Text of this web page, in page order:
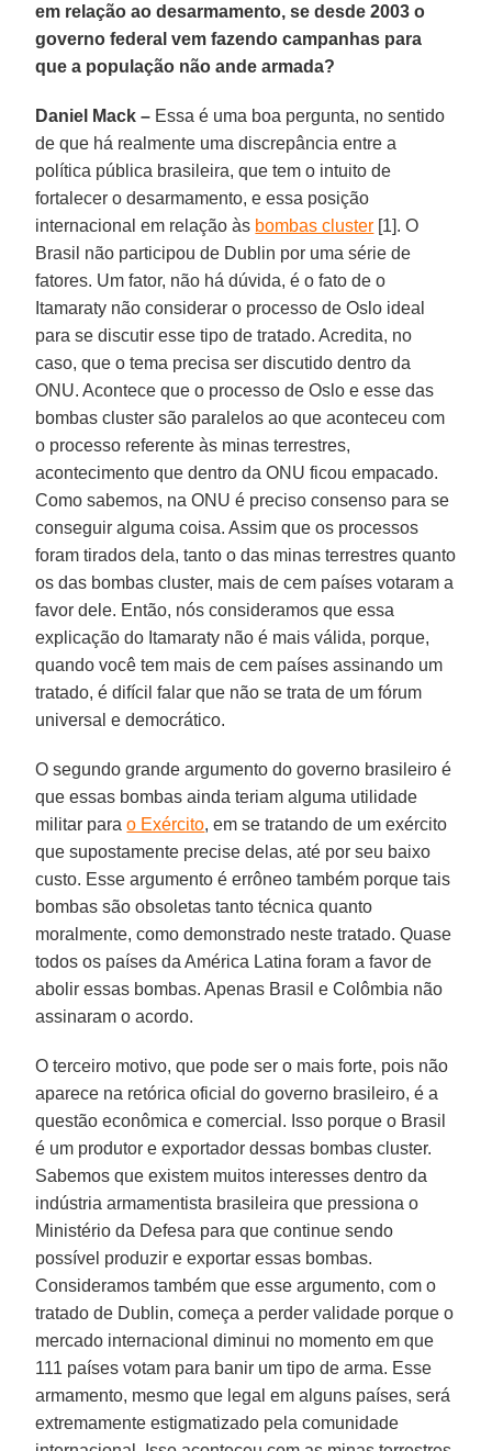
em relação ao desarmamento, se desde 2003 o
governo federal vem fazendo campanhas para
que a população não ande armada?
Daniel Mack – Essa é uma boa pergunta, no sentido
de que há realmente uma discrepância entre a
política pública brasileira, que tem o intuito de
fortalecer o desarmamento, e essa posição
internacional em relação às bombas cluster [1]. O
Brasil não participou de Dublin por uma série de
fatores. Um fator, não há dúvida, é o fato de o
Itamaraty não considerar o processo de Oslo ideal
para se discutir esse tipo de tratado. Acredita, no
caso, que o tema precisa ser discutido dentro da
ONU. Acontece que o processo de Oslo e esse das
bombas cluster são paralelos ao que aconteceu com
o processo referente às minas terrestres,
acontecimento que dentro da ONU ficou empacado.
Como sabemos, na ONU é preciso consenso para se
conseguir alguma coisa. Assim que os processos
foram tirados dela, tanto o das minas terrestres quanto
os das bombas cluster, mais de cem países votaram a
favor dele. Então, nós consideramos que essa
explicação do Itamaraty não é mais válida, porque,
quando você tem mais de cem países assinando um
tratado, é difícil falar que não se trata de um fórum
universal e democrático.
O segundo grande argumento do governo brasileiro é
que essas bombas ainda teriam alguma utilidade
militar parao Exército, em se tratando de um exército
que supostamente precise delas, até por seu baixo
custo. Esse argumento é errôneo também porque tais
bombas são obsoletas tanto técnica quanto
moralmente, como demonstrado neste tratado. Quase
todos os países da América Latina foram a favor de
abolir essas bombas. Apenas Brasil e Colômbia não
assinaram o acordo.
O terceiro motivo, que pode ser o mais forte, pois não
aparece na retórica oficial do governo brasileiro, é a
questão econômica e comercial. Isso porque o Brasil
é um produtor e exportador dessas bombas cluster.
Sabemos que existem muitos interesses dentro da
indústria armamentista brasileira que pressiona o
Ministério da Defesa para que continue sendo
possível produzir e exportar essas bombas.
Consideramos também que esse argumento, com o
tratado de Dublin, começa a perder validade porque o
mercado internacional diminui no momento em que
111 países votam para banir um tipo de arma. Esse
armamento, mesmo que legal em alguns países, será
extremamente estigmatizado pela comunidade